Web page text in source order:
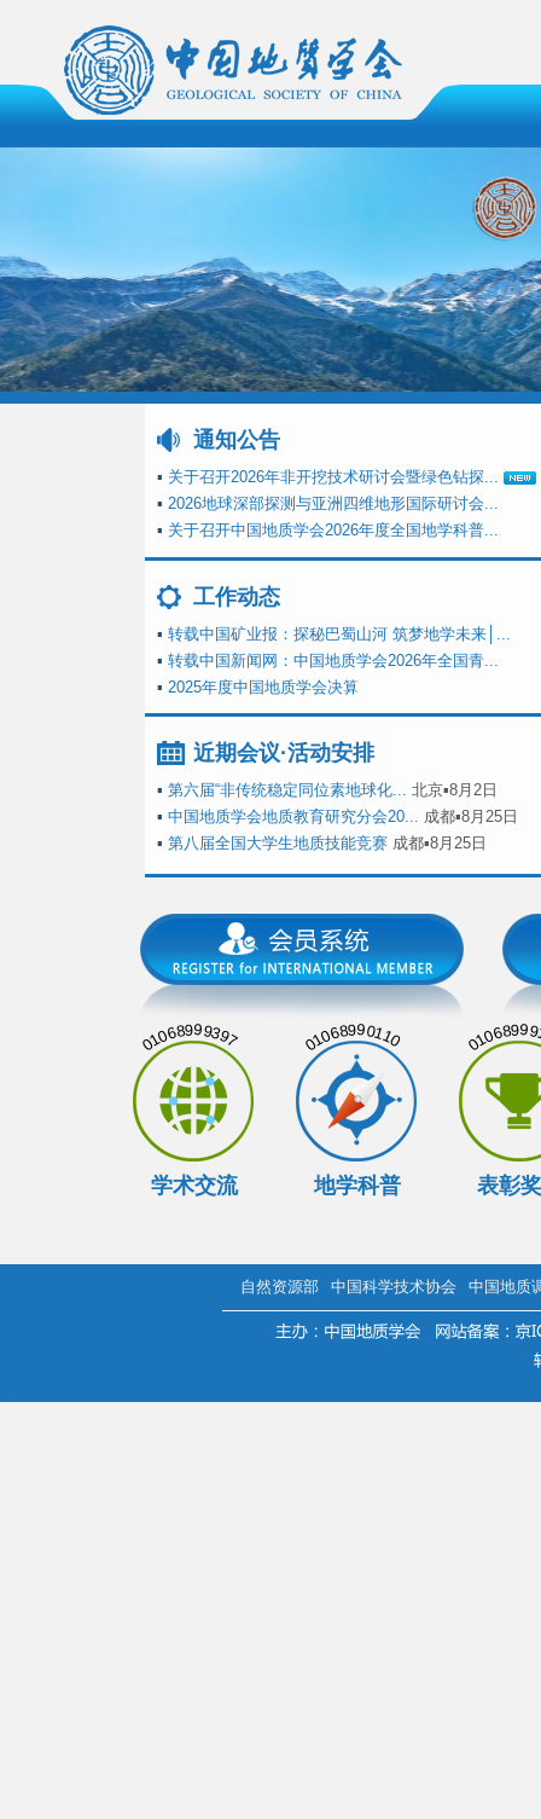
通知公告
▪ 关于召开2026年非开挖技术研讨会暨绿色钻探...
▪ 2026地球深部探测与亚洲四维地形国际研讨会...
▪ 关于召开中国地质学会2026年度全国地学科普...
工作动态
▪ 转载中国矿业报：探秘巴蜀山河 筑梦地学未来│...
▪ 转载中国新闻网：中国地质学会2026年全国青...
▪ 2025年度中国地质学会决算
近期会议·活动安排
▪ 第六届“非传统稳定同位素地球化... 北京▪8月2日
▪ 中国地质学会地质教育研究分会20... 成都▪8月25日
▪ 第八届全国大学生地质技能竞赛 成都▪8月25日
01068999397
学术交流
01068990110
地学科普 表彰
自然资源部 中国科学技术协会 中国地质
.